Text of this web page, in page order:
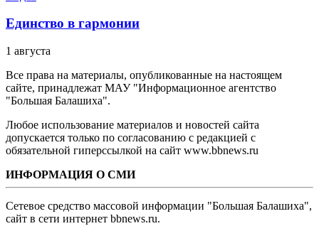
Единство в гармонии
1 августа
Все права на материалы, опубликованные на настоящем
сайте, принадлежат МАУ "Информационное агентство
"Большая Балашиха".
Любое использование материалов и новостей сайта
допускается только по согласованию с редакцией с
обязательной гиперссылкой на сайт www.bbnews.ru
ИНФОРМАЦИЯ О СМИ
Сетевое средство массовой информации "Большая Балашиха",
сайт в сети интернет bbnews.ru.